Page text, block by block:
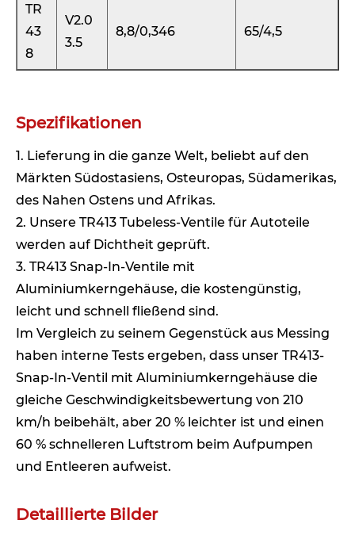
TR
43
8
V2.0
3.5
8,8/0,346 65/4,5
Spezifikationen
1. Lieferung in die ganze Welt, beliebt auf den
Märkten Südostasiens, Osteuropas, Südamerikas,
des Nahen Ostens und Afrikas.
2. Unsere TR413 Tubeless-Ventile für Autoteile
werden auf Dichtheit geprüft.
3. TR413 Snap-In-Ventile mit
Aluminiumkerngehäuse, die kostengünstig,
leicht und schnell fließend sind.
Im Vergleich zu seinem Gegenstück aus Messing
haben interne Tests ergeben, dass unser TR413-
Snap-In-Ventil mit Aluminiumkerngehäuse die
gleiche Geschwindigkeitsbewertung von 210
km/h beibehält, aber 20 % leichter ist und einen
60 % schnelleren Luftstrom beim Aufpumpen
und Entleeren aufweist.
Detaillierte Bilder